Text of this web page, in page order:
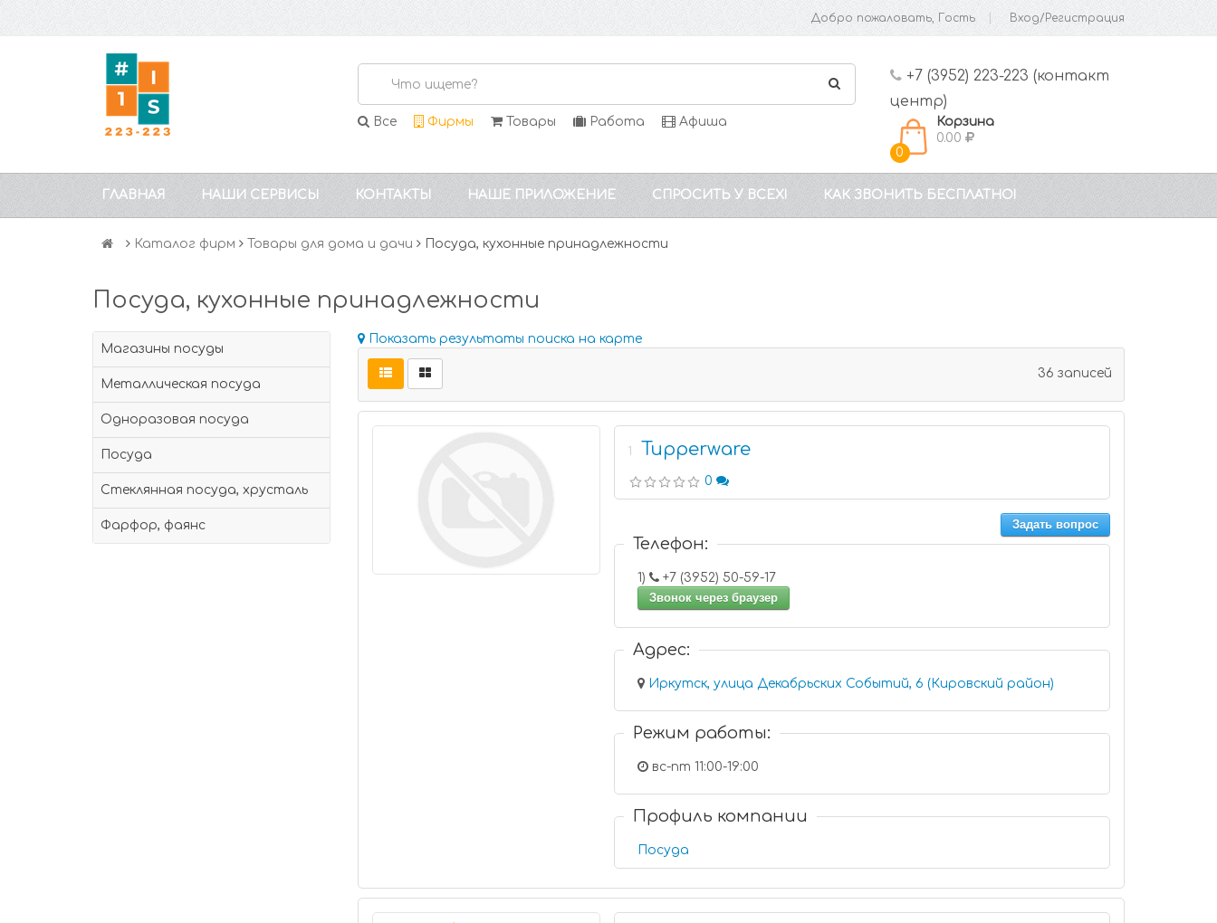
Добро пожаловать, Гость Вход/Регистрация
Все Фирмы Товары Работа Афиша
+7 (3952) 223-223 (контакт
центр)
0
Корзина
0.00
ГЛАВНАЯ НАШИ СЕРВИСЫ КОНТАКТЫ НАШЕ ПРИЛОЖЕНИЕ СПРОСИТЬ У ВСЕХ! КАК ЗВОНИТЬ БЕСПЛАТНО!
Каталог фирм Товары для дома и дачи Посуда, кухонные принадлежности
Посуда, кухонные принадлежности
Магазины посуды
Металлическая посуда
Одноразовая посуда
Посуда
Стеклянная посуда, хрусталь
Фарфор, фаянс
Показать результаты поиска на карте
36 записей
1 Tupperware
0
Задать вопрос
Телефон:
1)
+7 (3952) 50-59-17
Звонок через браузер
Адрес:
Иркутск, улица Декабрьских Событий, 6 (Кировский район)
Режим работы:
вс-пт 11:00-19:00
Профиль компании
Посуда